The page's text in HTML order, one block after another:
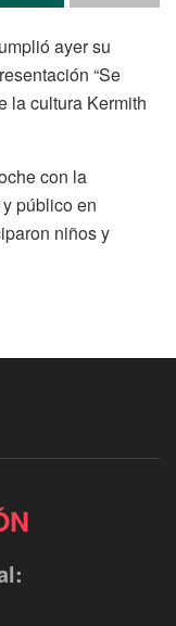
ayer su
“Se
la cultura Kermith
con la
público en
niños y